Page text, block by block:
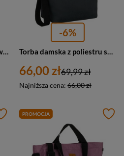
-6%
66,00 zł
Najniższa cena: 66,00 zł
69,99 zł
PROMOCJA